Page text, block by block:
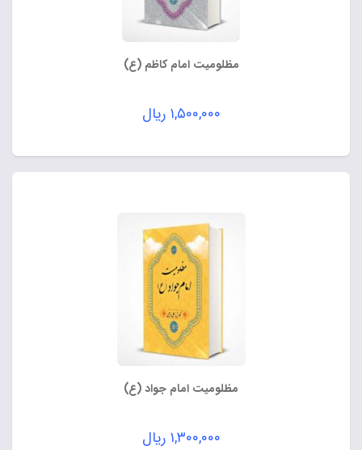
مظلومیت امام کاظم (ع)
۱,۵۰۰,۰۰۰ ریال
مظلومیت امام جواد (ع)
۱,۳۰۰,۰۰۰ ریال